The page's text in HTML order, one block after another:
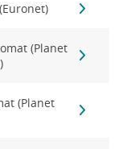
(Planet
(Planet